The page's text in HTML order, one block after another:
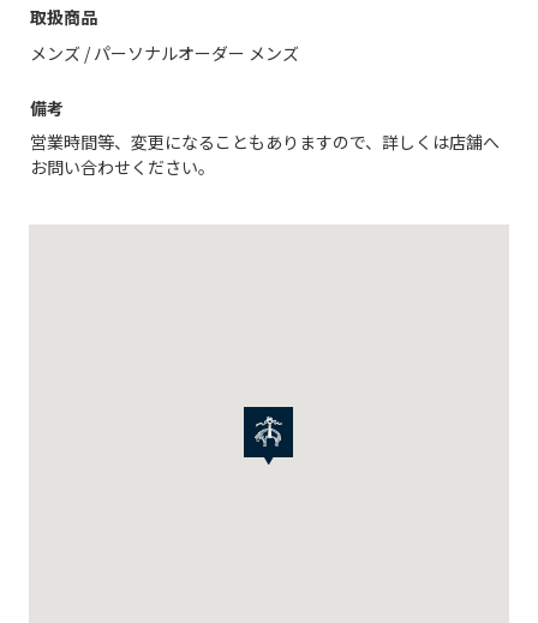
取扱商品
メンズ /パーソナルオーダー メンズ
備考
営業時間等、変更になることもありますので、詳しくは店舗へ
お問い合わせください。